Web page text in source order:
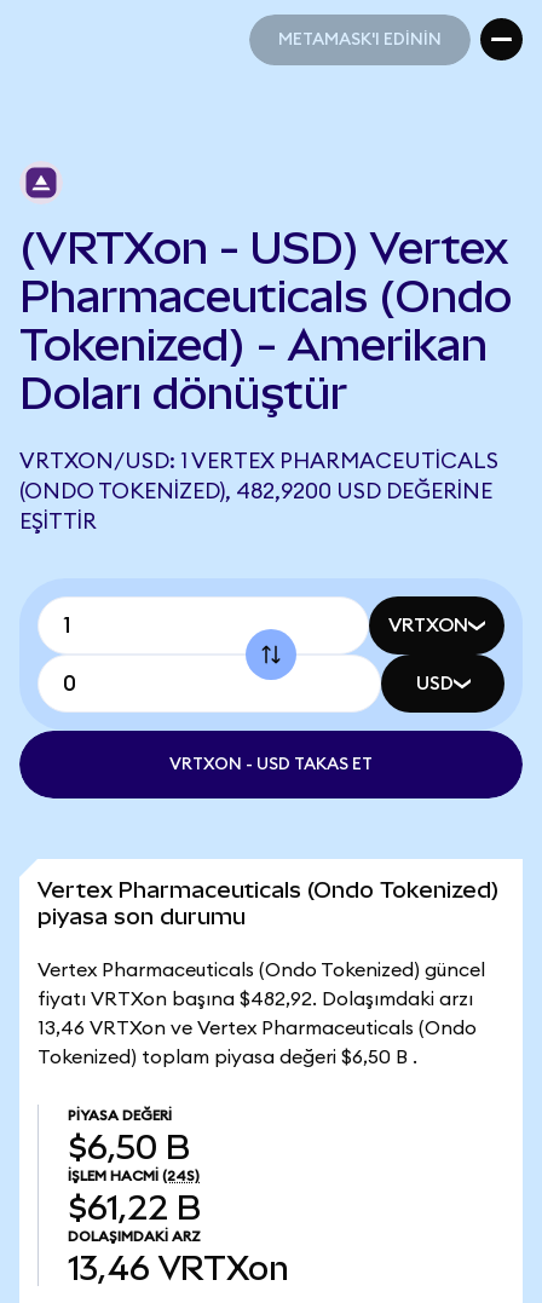
METAMASK'I EDİNİN
(VRTXon - USD) Vertex
Pharmaceuticals (Ondo
Tokenized) - Amerikan
Doları dönüştür
VRTXON/USD: 1 VERTEX PHARMACEUTICALS
(ONDO TOKENIZED), 482,9200 USD DEĞERINE
EŞITTIR
VRTXON
USD
VRTXON - USD TAKAS ET
Vertex Pharmaceuticals (Ondo Tokenized)
piyasa son durumu
Vertex Pharmaceuticals (Ondo Tokenized) güncel
fiyatı VRTXon başına $482,92. Dolaşımdaki arzı
13,46 VRTXon ve Vertex Pharmaceuticals (Ondo
Tokenized) toplam piyasa değeri $6,50 B .
PIYASA DEĞERI
$6,50 B
İŞLEM HACMI (24S)
$61,22 B
DOLAŞIMDAKI ARZ
13,46 VRTXon